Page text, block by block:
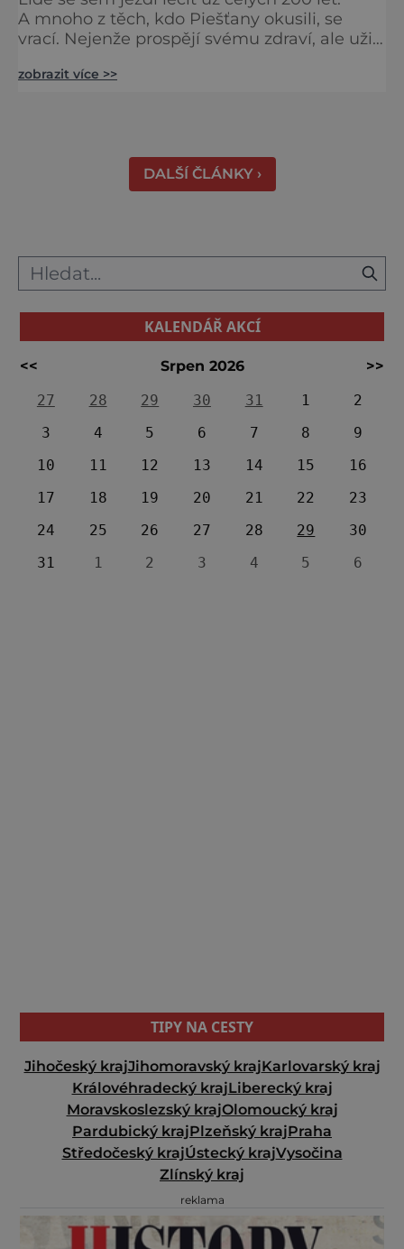
A mnoho z těch, kdo Piešťany okusili, se
vrací. Nejenže prospějí svému zdraví, ale užijí
řekne slovenské lázně, Piešťany bývají první
zobrazit více >>
DALŠÍ ČLÁNKY ›
KALENDÁŘ AKCÍ
<< Srpen 2026
>>
27
28 29 30 31 1
2
3
4 5 6 7 8
9
10
11 12 13 14 15
16
17
18 19 20 21 22
23
24
25 26 27 28 29
30
31
1 2 3 4 5 6
TIPY NA CESTY
Jihočeský krajJihomoravský krajKarlovarský kraj
Královéhradecký krajLiberecký kraj
Moravskoslezský krajOlomoucký kraj
Pardubický krajPlzeňský krajPraha
Středočeský krajÚstecký krajVysočina
Zlínský kraj
reklama